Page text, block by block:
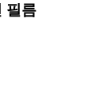
필름